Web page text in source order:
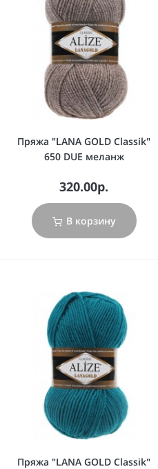
Пряжа "LANA GOLD Classik"
650 DUE меланж
320.00р.
В корзину
Пряжа "LANA GOLD Classik"